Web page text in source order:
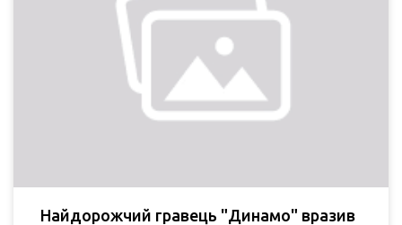
Найдорожчий гравець "Динамо" вразив